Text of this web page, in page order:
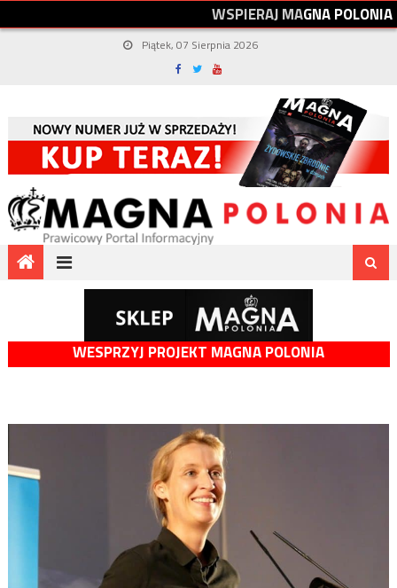
WSPIERAJMAGNAPOLONIA
Piątek, 07 Sierpnia 2026
WESPRZYJ PROJEKT MAGNA POLONIA